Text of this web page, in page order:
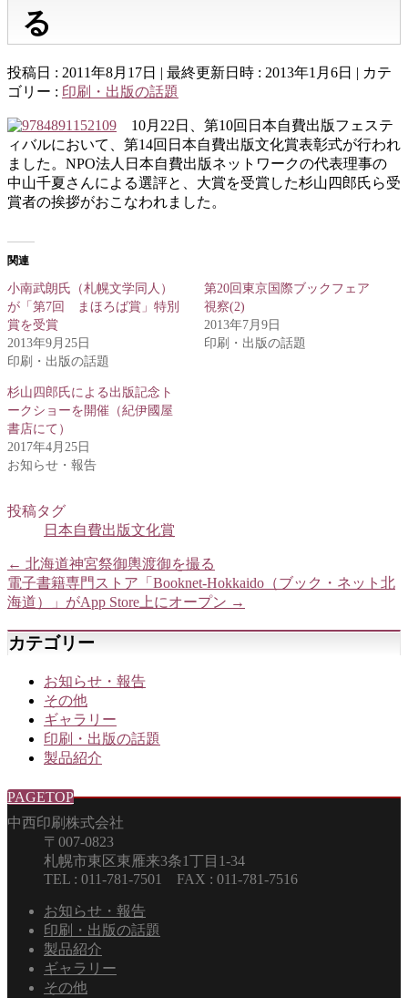
る
投稿日 : 2011年8月17日 最終更新日時 : 2013年1月6日
カテ
ゴリー : 印刷・出版の話題
10月22日、第10回日本自費出版フェステ
ィバルにおいて、第14回日本自費出版文化賞表彰式が行われ
ました。NPO法人日本自費出版ネットワークの代表理事の
中山千夏さんによる選評と、大賞を受賞した杉山四郎氏ら受
賞者の挨拶がおこなわれました。
関連
小南武朗氏（札幌文学同人）
が「第7回 まほろば賞」特別
賞を受賞
2013年9月25日
印刷・出版の話題
第20回東京国際ブックフェア
視察(2)
2013年7月9日
印刷・出版の話題
杉山四郎氏による出版記念ト
ークショーを開催（紀伊國屋
書店にて）
2017年4月25日
お知らせ・報告
投稿タグ
日本自費出版文化賞
← 北海道神宮祭御輿渡御を撮る
電子書籍専門ストア「Booknet-Hokkaido（ブック・ネット北
海道）」がApp Store上にオープン →
カテゴリー
お知らせ・報告
その他
ギャラリー
印刷・出版の話題
製品紹介
PAGETOP
中西印刷株式会社
〒007-0823
札幌市東区東雁来3条1丁目1-34
TEL : 011-781-7501 FAX : 011-781-7516
お知らせ・報告
印刷・出版の話題
製品紹介
ギャラリー
その他